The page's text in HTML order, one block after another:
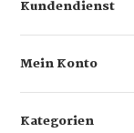
Kundendienst
Mein Konto
Kategorien